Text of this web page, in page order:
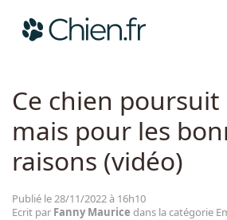
Races
CHIEN.FR ACTUALITÉS
Ce chien
mais pour les
raisons (vidéo)
Publié le 28/11/2022 à 16h10
Ecrit par Fanny Maurice dans la catégorie